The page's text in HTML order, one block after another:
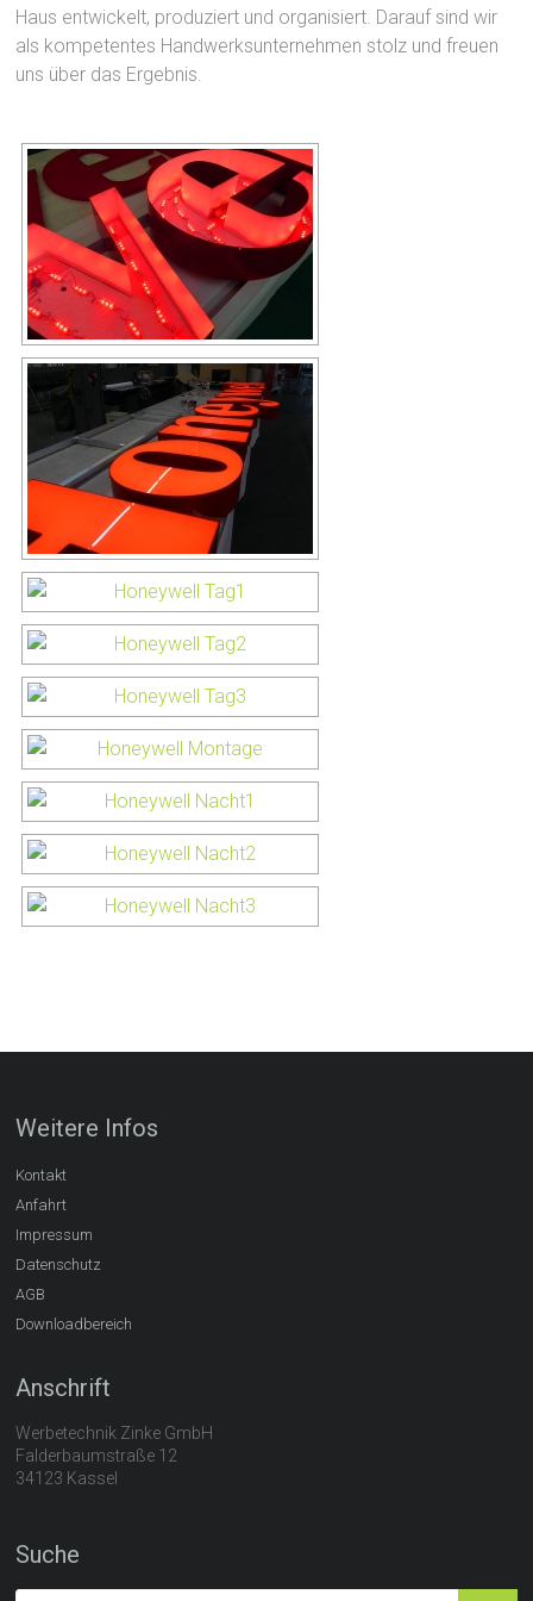
Haus entwickelt, produziert und organisiert. Darauf sind wir
als kompetentes Handwerksunternehmen stolz und freuen
uns über das Ergebnis.
Weitere Infos
Kontakt
Anfahrt
Impressum
Datenschutz
AGB
Downloadbereich
Anschrift
Werbetechnik Zinke GmbH
Falderbaumstraße 12
34123 Kassel
Suche